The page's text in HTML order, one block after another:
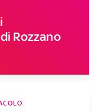
Rozzano